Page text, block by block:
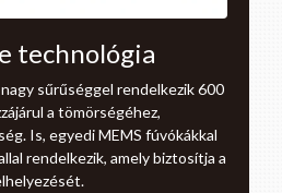
technológia
sűrűséggel rendelkezik 600
a tömörségéhez,
Is, egyedi MEMS fúvókákkal
rendelkezik, amely biztosítja a